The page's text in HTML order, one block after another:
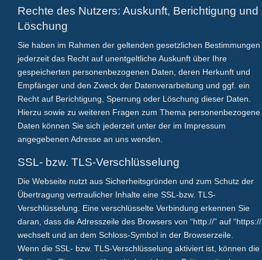
Rechte des Nutzers: Auskunft, Berichtigung und
Löschung
Sie haben im Rahmen der geltenden gesetzlichen Bestimmungen
jederzeit das Recht auf unentgeltliche Auskunft über Ihre
gespeicherten personenbezogenen Daten, deren Herkunft und
Empfänger und den Zweck der Datenverarbeitung und ggf. ein
Recht auf Berichtigung, Sperrung oder Löschung dieser Daten.
Hierzu sowie zu weiteren Fragen zum Thema personenbezogene
Daten können Sie sich jederzeit unter der im Impressum
angegebenen Adresse an uns wenden.
SSL- bzw. TLS-Verschlüsselung
Die Webseite nutzt aus Sicherheitsgründen und zum Schutz der
Übertragung vertraulicher Inhalte eine SSL-bzw. TLS-
Verschlüsselung. Eine verschlüsselte Verbindung erkennen Sie
daran, dass die Adresszeile des Browsers von “http://” auf “https://
wechselt und an dem Schloss-Symbol in der Browserzeile.
Wenn die SSL- bzw. TLS-Verschlüsselung aktiviert ist, können die